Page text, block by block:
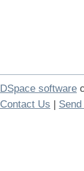
DSpace software
Contact Us |